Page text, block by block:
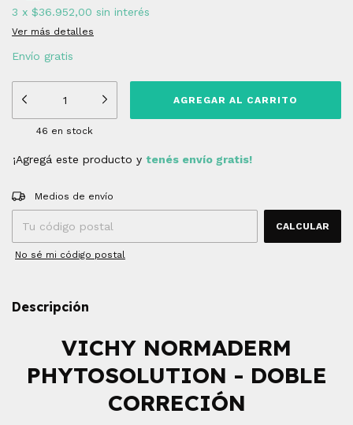
3 x $36.952,00 sin interés
Ver más detalles
Envío gratis
46 en stock
¡Agregá este producto y tenés envío gratis!
Entregas para el CP:
Medios de envío
CALCULAR
No sé mi código postal
Descripción
VICHY NORMADERM
PHYTOSOLUTION - DOBLE
CORRECIÓN